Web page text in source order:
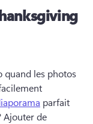
quand les photos
parfait
Ajouter de